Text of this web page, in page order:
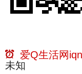
爱Q生活网
未知